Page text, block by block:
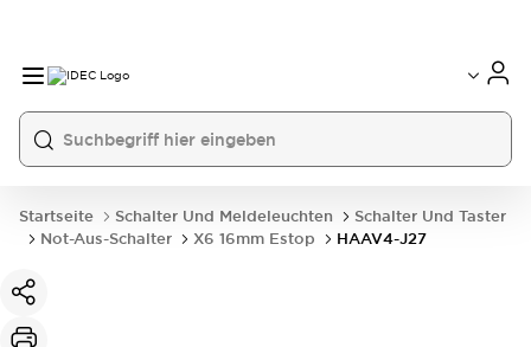
Startseite Schalter Und Meldeleuchten
Schalter Und Taster
Not-Aus-Schalter
X6 16mm Estop HAAV4-J27